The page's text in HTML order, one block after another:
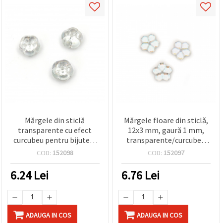
Mărgele din sticlă
transparente cu efect
curcubeu pentru bijuterii
handmade, 9,5x7 mm,
COD: 152098
6.24Lei
ADAUGA IN COS
Mărgele floare din sticlă,
12x3 mm, gaură 1 mm,
transparente/curcubeu
(Rainbow, asortate mix) -
COD: 152097
6.76 Lei
ADAUGA IN COS